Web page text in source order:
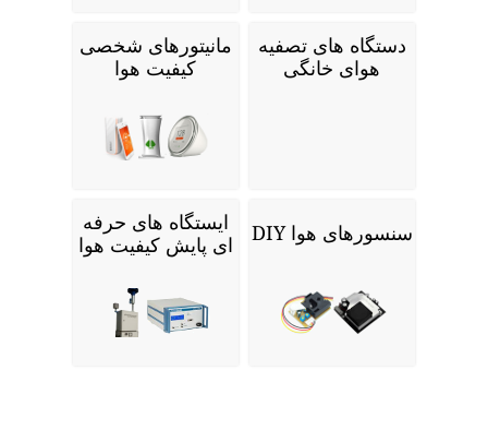
دستگاه های تصفیه
هوای خانگی
مانیتورهای شخصی
کیفیت هوا
سنسورهای هوا DIY
ایستگاه های حرفه
ای پایش کیفیت هوا